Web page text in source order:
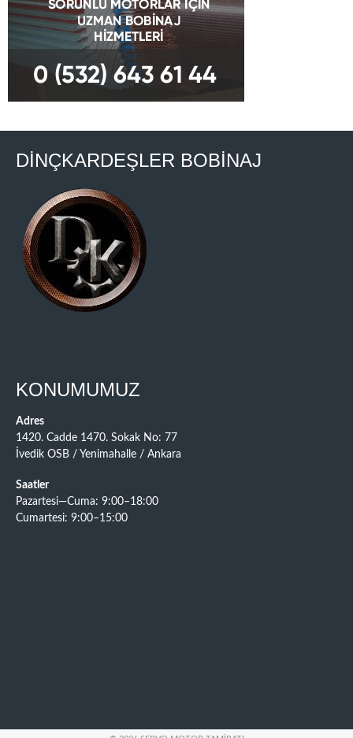
DİNÇKARDEŞLER BOBİNAJ
KONUMUMUZ
Adres
1420. Cadde 1470. Sokak No: 77
İvedik OSB / Yenimahalle / Ankara
Saatler
Pazartesi—Cuma: 9:00–18:00
Cumartesi: 9:00–15:00